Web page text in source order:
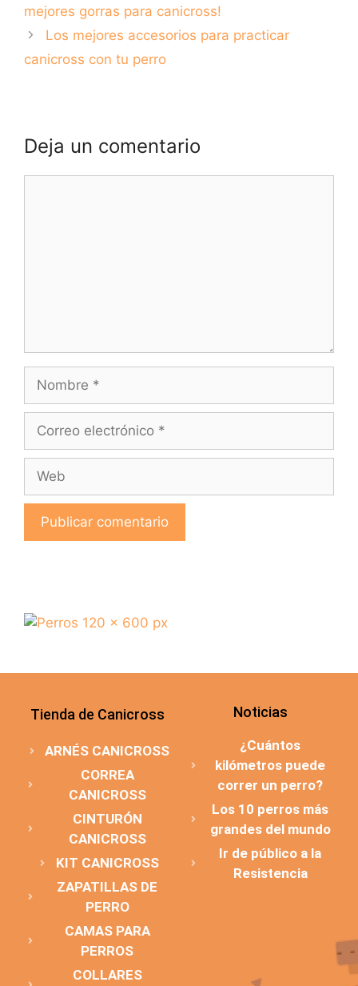
mejores gorras para canicross!
Los mejores accesorios para practicar
canicross con tu perro
Deja un comentario
Tienda de Canicross
ARNÉS CANICROSS
CORREA
CANICROSS
CINTURÓN
CANICROSS
KIT CANICROSS
ZAPATILLAS DE
PERRO
CAMAS PARA
PERROS
COLLARES
Noticias
¿Cuántos
kilómetros puede
correr un perro?
Los 10 perros más
grandes del mundo
Ir de público a la
Resistencia